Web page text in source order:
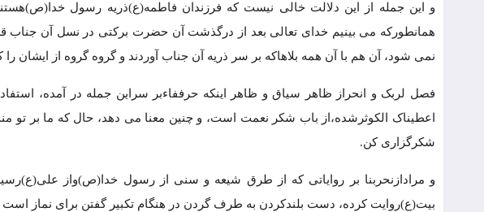
و این جمله از این دلالت خالی نیست که فرزندان فاطمه(ع)ذریه رسول
همانطورکه می بینیم خدای تعالی بعد از درگذشت آن حضرت برکتی در نسل آن جناب
نمی شود، آن هم با آن همه بلاهاکه بر سر ذریه آن جناب آوردند و گروه گروه از ایشان را
فصل لربک و انحراز ظاهر سیاق و ظاهر اینکه حرففاءبر سراین جمله در آمده،
اعطیناک الکوثرشده،از باب شکر نعمت است، و چنین معنا می دهد، حال که ما بر تو
شکرگزاری کن.
و مرادازنحربنا بر روایاتی که از طرق شیعه و سنی از رسول خدا(ص)واز
بیت(ع)روایت کرده، دست بلندکردن به طرف گردن در هنگام تکبیر گفتن برای نماز است